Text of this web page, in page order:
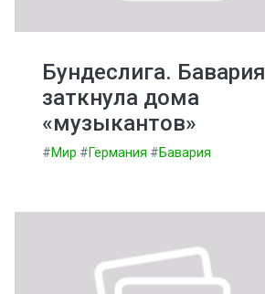
Бундеслига. Бавария
заткнула дома
«музыкантов»
#Мир #Германия #Бавария